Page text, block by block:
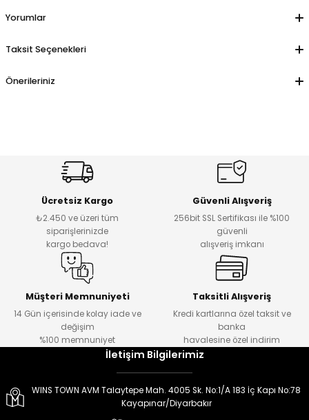
Yorumlar
Taksit Seçenekleri
Önerileriniz
Ücretsiz Kargo
₺2.450 ve üzeri tüm
siparişlerinizde
kargo bedava!
Güvenli Alışveriş
256bit SSL Sertifikası ile %100
güvenli
alışveriş imkanı
Müşteri Memnuniyeti
14 Gün içerisinde kolay iade ve
değişim
%100 memnuniyet
Taksitli Alışveriş
Kredi kartlarına özel taksit ve
banka
havalesine özel indirim
İletişim Bilgilerimiz
WINS TOWN AVM Talaytepe Mah. 4005 Sk. No:1/A 183 İç Kapı No:78
Kayapınar/Diyarbakır